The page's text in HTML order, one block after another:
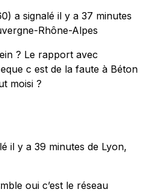
a signalé il y a 37 minutes
Rhône-Alpes
? Le rapport avec
c est de la faute à Béton
moisi ?
il y a 39 minutes de Lyon,
oui c’est le réseau